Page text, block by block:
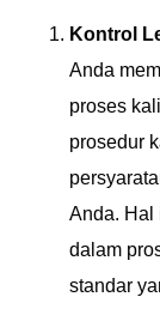
Kontrol
Anda
proses
prosedur
Anda. Hal
dalam
standar